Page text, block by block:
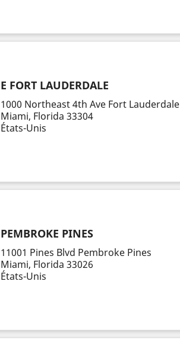
E FORT LAUDERDALE
1000 Northeast 4th Ave Fort Lauderdale
Miami, Florida 33304
États-Unis
PEMBROKE PINES
11001 Pines Blvd Pembroke Pines
Miami, Florida 33026
États-Unis